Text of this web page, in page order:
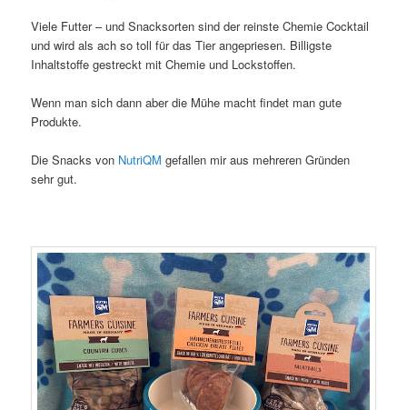
Viele Futter – und Snacksorten sind der reinste Chemie Cocktail
und wird als ach so toll für das Tier angepriesen. Billigste
Inhaltstoffe gestreckt mit Chemie und Lockstoffen.
Wenn man sich dann aber die Mühe macht findet man gute
Produkte.
Die Snacks von NutriQM gefallen mir aus mehreren Gründen
sehr gut.